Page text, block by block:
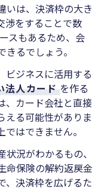
いは、決済枠の大き
渉をすることで数
スもあるため、会
るでしょう。
ビジネスに活用する
法人カード を作る
、カード会社と直接
える可能性がありま
はできません。
況がわかるもの、
命保険の解約返戻金
、決済枠を広げるた